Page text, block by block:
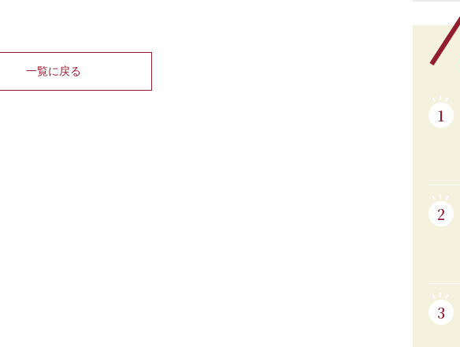
一覧に戻る